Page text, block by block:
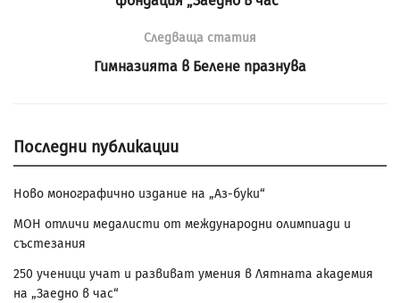
Следваща статия
Гимназията в Белене празнува
Последни публикации
Ново монографично издание на „Аз-буки“
МОН отличи медалисти от международни олимпиади и
състезания
250 ученици учат и развиват умения в Лятната академия
на „Заедно в час“